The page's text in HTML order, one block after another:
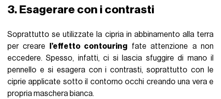
3. Esagerare con i contrasti
Soprattutto se utilizzate la cipria in abbinamento alla terra
per creare l’effetto contouring fate attenzione a non
eccedere. Spesso, infatti, ci si lascia sfuggire di mano il
pennello e si esagera con i contrasti, soprattutto con le
ciprie applicate sotto il contorno occhi creando una vera e
propria maschera bianca.